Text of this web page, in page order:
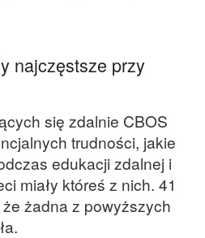
najczęstsze przy
się zdalnie CBOS
trudności, jakie
edukacji zdalnej i
miały któreś z nich. 41
żadna z powyższych